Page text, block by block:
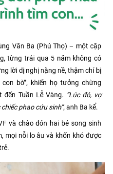
Văn Ba (Phú Thọ) – một cặp
từng trải qua 5 năm không có
lời dị nghị nặng nề, thậm chí bị
bò”, khiến họ tưởng chừng
đến Tuần Lễ Vàng. “Lúc đó, vợ
phao cứu sinh”, anh Ba kể.
và chào đón hai bé song sinh
mọi nỗi lo âu và khốn khó được